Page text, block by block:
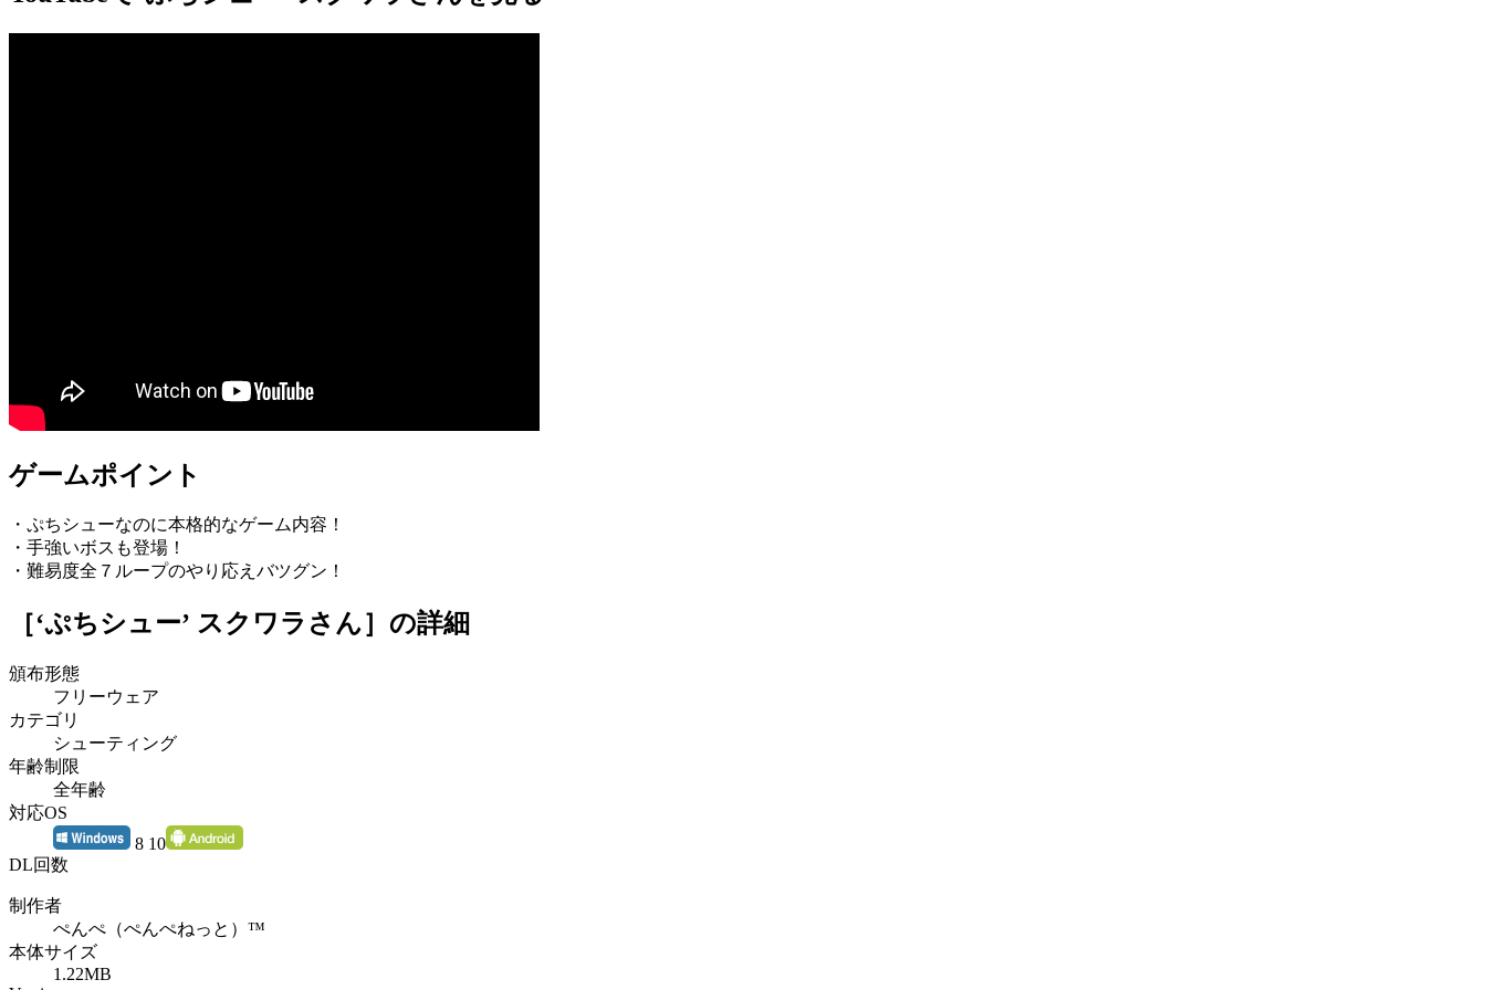
ゲームポイント
・ぷちシューなのに本格的なゲーム内容！
・手強いボスも登場！
・難易度全７ループのやり応えバツグン！
［‘ぷちシュー’ スクワラさん］ の詳細
頒布形態
フリーウェア
カテゴリ
シューティング
年齢制限
全年齢
対応OS
8 10
DL回数
制作者
ぺんぺ（ぺんぺねっと）™
本体サイズ
1.22MB